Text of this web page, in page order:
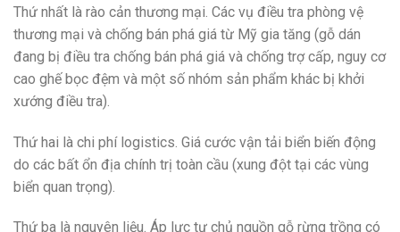
Thứ nhất là rào cản thương mại. Các vụ điều tra phòng vệ
thương mại và chống bán phá giá từ Mỹ gia tăng (gỗ dán
đang bị điều tra chống bán phá giá và chống trợ cấp, nguy cơ
cao ghế bọc đệm và một số nhóm sản phẩm khác bị khởi
xướng điều tra).
Thứ hai là chi phí logistics. Giá cước vận tải biển biến động
do các bất ổn địa chính trị toàn cầu (xung đột tại các vùng
biển quan trọng).
Thứ ba là nguyên liệu. Áp lực tự chủ nguồn gỗ rừng trồng có